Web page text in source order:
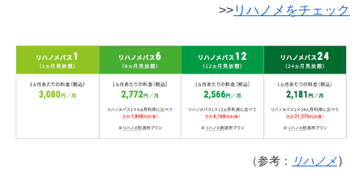
>>リハノメをチェック
（参考： リハノメ）